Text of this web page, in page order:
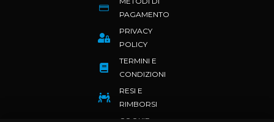
PAGAMENTO
PRIVACY
POLICY
TERMINI E
CONDIZIONI
RESI E
RIMBORSI